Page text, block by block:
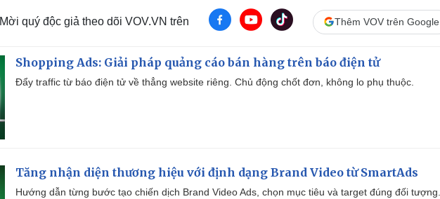
Mời quý độc giả theo dõi VOV.VN trên Thêm VOV trên Google
Shopping Ads: Giải pháp quảng cáo bán hàng trên báo điện tử
Đẩy traffic từ báo điện tử về thẳng website riêng. Chủ động chốt đơn, không lo phụ thuộc.
Tăng nhận diện thương hiệu với định dạng Brand Video từ SmartAds
Hướng dẫn từng bước tạo chiến dịch Brand Video Ads, chọn mục tiêu và target đúng đối tượng.